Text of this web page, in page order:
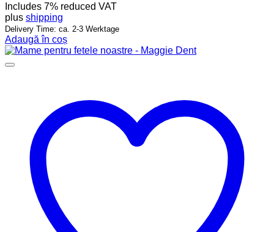
Includes 7% reduced VAT
plus shipping
Delivery Time: ca. 2-3 Werktage
Adaugă în coș